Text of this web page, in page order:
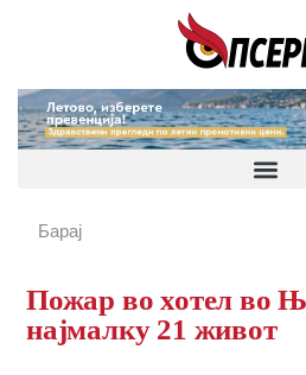
Пожар во хотел во
најмалку 21 живот